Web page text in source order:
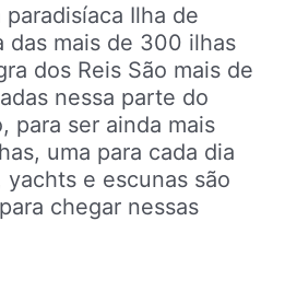
Ilha de
das mais de 300 ilhas
dos Reis São mais de
nessa parte do
para ser ainda mais
uma para cada dia
yachts e escunas são
chegar nessas